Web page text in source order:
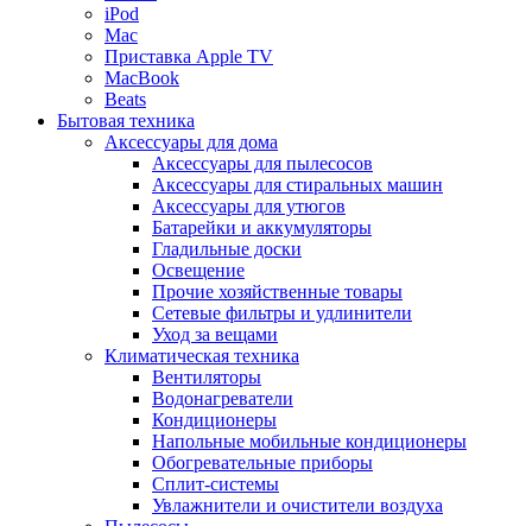
iPod
Mac
Приставка Apple TV
MacBook
Beats
Бытовая техника
Аксессуары для дома
Аксессуары для пылесосов
Аксессуары для стиральных машин
Аксессуары для утюгов
Батарейки и аккумуляторы
Гладильные доски
Освещение
Прочие хозяйственные товары
Сетевые фильтры и удлинители
Уход за вещами
Климатическая техника
Вентиляторы
Водонагреватели
Кондиционеры
Напольные мобильные кондиционеры
Обогревательные приборы
Сплит-системы
Увлажнители и очистители воздуха